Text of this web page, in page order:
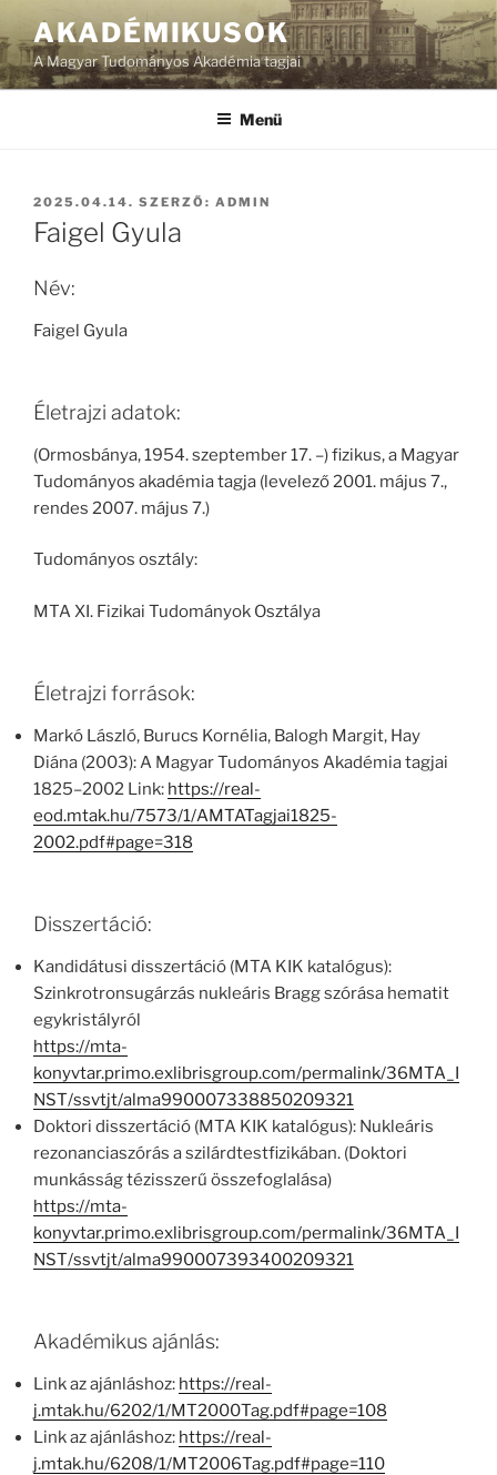
AKADÉMIKUSOK
A Magyar Tudományos Akadémia tagjai
Menü
BEKÜLDVE:
2025.04.14. SZERZŐ: ADMIN
Faigel Gyula
Név:
Faigel Gyula
Életrajzi adatok:
(Ormosbánya, 1954. szeptember 17. –) fizikus, a Magyar
Tudományos akadémia tagja (levelező 2001. május 7.,
rendes 2007. május 7.)
Tudományos osztály:
MTA XI. Fizikai Tudományok Osztálya
Életrajzi források:
Markó László, Burucs Kornélia, Balogh Margit, Hay
Diána (2003): A Magyar Tudományos Akadémia tagjai
1825–2002 Link: https://real-
eod.mtak.hu/7573/1/AMTATagjai1825-
2002.pdf#page=318
Disszertáció:
Kandidátusi disszertáció (MTA KIK katalógus):
Szinkrotronsugárzás nukleáris Bragg szórása hematit
egykristályról
https://mta-
konyvtar.primo.exlibrisgroup.com/permalink/36MTA_I
NST/ssvtjt/alma990007338850209321
Doktori disszertáció (MTA KIK katalógus): Nukleáris
rezonanciaszórás a szilárdtestfizikában. (Doktori
munkásság tézisszerű összefoglalása)
https://mta-
konyvtar.primo.exlibrisgroup.com/permalink/36MTA_I
NST/ssvtjt/alma990007393400209321
Akadémikus ajánlás:
Link az ajánláshoz: https://real-
j.mtak.hu/6202/1/MT2000Tag.pdf#page=108
Link az ajánláshoz: https://real-
j.mtak.hu/6208/1/MT2006Tag.pdf#page=110